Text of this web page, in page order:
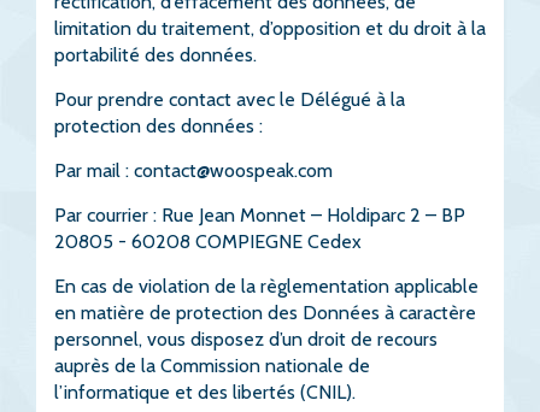
limitation du traitement, d’opposition et du droit à la
portabilité des données.
Pour prendre contact avec le Délégué à la
protection des données :
Par mail : contact@woospeak.com
Par courrier : Rue Jean Monnet – Holdiparc 2 – BP
20805 - 60208 COMPIEGNE Cedex
En cas de violation de la règlementation applicable
en matière de protection des Données à caractère
personnel, vous disposez d’un droit de recours
auprès de la Commission nationale de
l’informatique et des libertés (CNIL).